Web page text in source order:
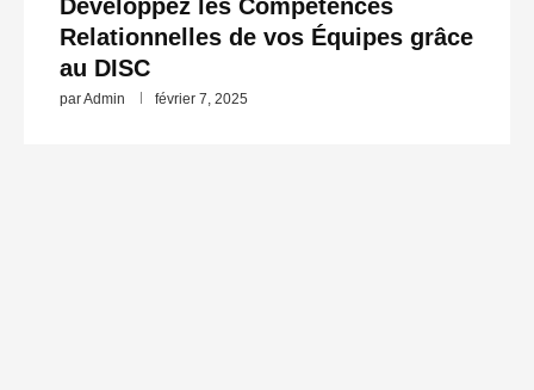
Développez les Compétences
Relationnelles de vos Équipes grâce
au DISC
parAdmin février 7, 2025